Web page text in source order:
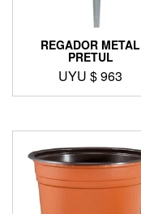
REGADOR METAL
PRETUL
UYU $963